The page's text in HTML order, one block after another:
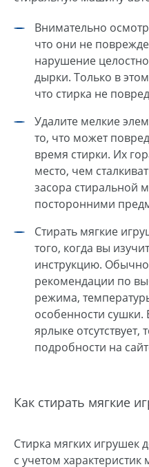
Внимательно
что они не
нарушение
дырки. Только в
что стирка не
Удалите мелкие
то, что может
время стирки. Их
место, чем
засора стиральной
посторонними
Стирать мягкие
того, когда вы
инструкцию.
рекомендации по
режима,
особенности
ярлыке
подробности на
Как стирать мягкие
Стирка мягких игрушек
с учетом характеристик